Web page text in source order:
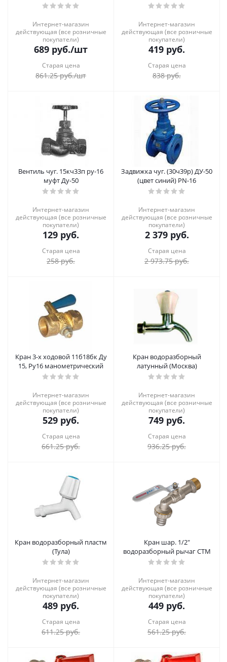
Интернет-магазин
действующая (все розничные
покупатели)
689 руб./шт
Старая цена
861.25руб./шт
Интернет-магазин
действующая (все розничные
покупатели)
419 руб.
Старая цена
838руб.
Вентиль чуг. 15кч33п ру-16
муфт Ду-50
Интернет-магазин
действующая (все розничные
покупатели)
129 руб.
Старая цена
258руб.
Задвижка чуг. (30ч39р) ДУ-50
(цвет синий) PN-16
Интернет-магазин
действующая (все розничные
покупатели)
2 379руб.
Старая цена
2 973.75руб.
Кран 3-х ходовой 11б18бк Ду
15, Ру16 манометрический
Интернет-магазин
действующая (все розничные
покупатели)
529 руб.
Старая цена
661.25руб.
Кран водоразборный
латунный (Москва)
Интернет-магазин
действующая (все розничные
покупатели)
749 руб.
Старая цена
936.25руб.
Кран водоразборный пластм
(Тула)
Интернет-магазин
действующая (все розничные
покупатели)
489 руб.
Старая цена
611.25руб.
Кран шар. 1/2"
водоразборный рычаг CTM
Интернет-магазин
действующая (все розничные
покупатели)
449 руб.
Старая цена
561.25руб.